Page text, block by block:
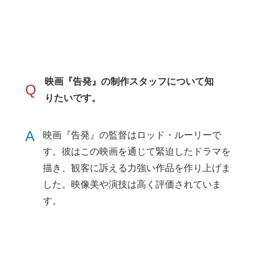
Q
映画『告発』の制作スタッフについて知
りたいです。
A
映画『告発』の監督はロッド・ルーリーで
す。彼はこの映画を通じて緊迫したドラマを
描き、観客に訴える力強い作品を作り上げま
した。映像美や演技は高く評価されていま
す。